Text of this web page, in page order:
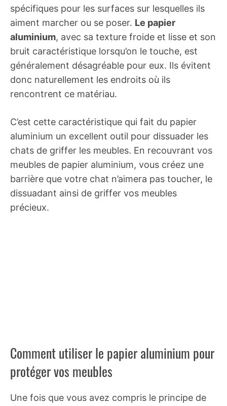
spécifiques pour les surfaces sur lesquelles ils
aiment marcher ou se poser. Le papier
aluminium, avec sa texture froide et lisse et son
bruit caractéristique lorsqu’on le touche, est
généralement désagréable pour eux. Ils évitent
donc naturellement les endroits où ils
rencontrent ce matériau.
C’est cette caractéristique qui fait du papier
aluminium un excellent outil pour dissuader les
chats de griffer les meubles. En recouvrant vos
meubles de papier aluminium, vous créez une
barrière que votre chat n’aimera pas toucher, le
dissuadant ainsi de griffer vos meubles
précieux.
Comment utiliser le papier aluminium pour
protéger vos meubles
Une fois que vous avez compris le principe de